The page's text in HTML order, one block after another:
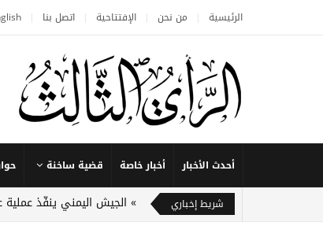
الرئيسية من نحن الإفتتاحية اتصل بنا
أحدث الأخبار أخبار خاصة قضية ساخنة
شريط إخباري الجيش اليمني ينفّذ